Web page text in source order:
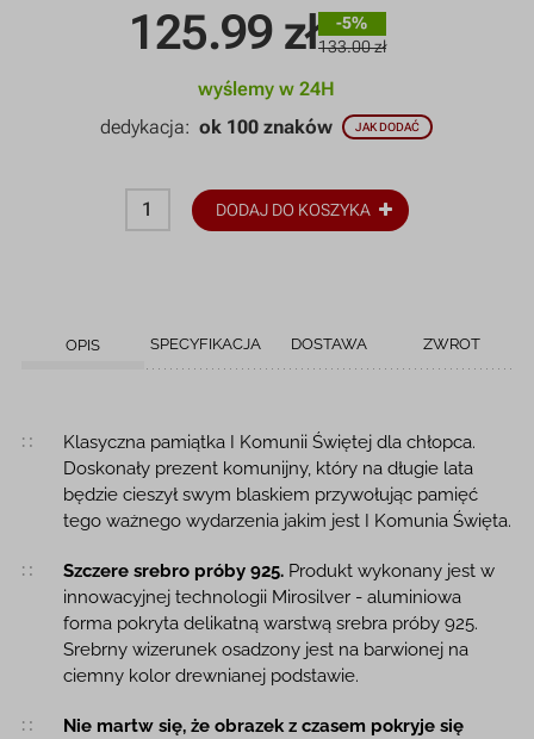
125.99 zł
-5%
133.00 zł
wyślemy w 24H
dedykacja:ok 100 znaków JAK DODAĆ
DODAJ DO KOSZYKA
OPIS SPECYFIKACJA DOSTAWA ZWROT
Opis produktu
Klasyczna pamiątka I Komunii Świętej dla chłopca.
Doskonały prezent komunijny, który na długie lata
będzie cieszył swym blaskiem przywołując pamięć
tego ważnego wydarzenia jakim jest I Komunia Święta.
Szczere srebro próby 925.Produkt wykonany jest w
innowacyjnej technologii Mirosilver - aluminiowa
forma pokryta delikatną warstwą srebra próby 925.
Srebrny wizerunek osadzony jest na barwionej na
ciemny kolor drewnianej podstawie.
Nie martw się, że obrazek z czasem pokryje się